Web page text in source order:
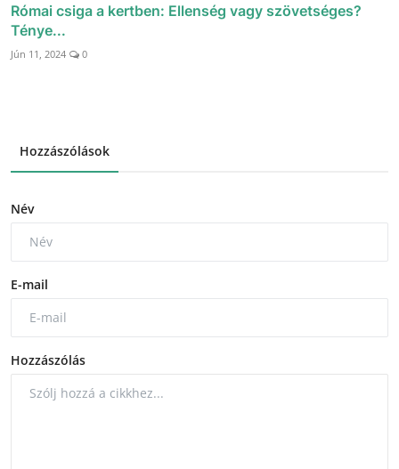
Római csiga a kertben: Ellenség vagy szövetséges?
Ténye...
Jún 11, 2024 0
Hozzászólások
Név
E-mail
Hozzászólás